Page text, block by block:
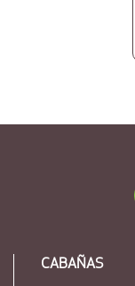
CABAÑAS